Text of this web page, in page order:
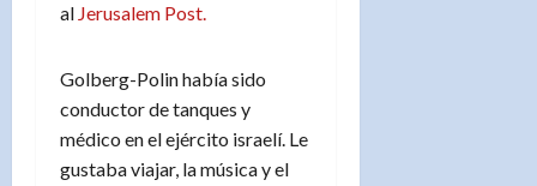
al Jerusalem Post.
Golberg-Polin había sido
conductor de tanques y
médico en el ejército israelí. Le
gustaba viajar, la música y el